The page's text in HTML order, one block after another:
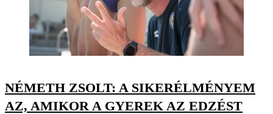
NÉMETH ZSOLT: A SIKERÉLMÉNYEM
AZ, AMIKOR A GYEREK AZ EDZÉST